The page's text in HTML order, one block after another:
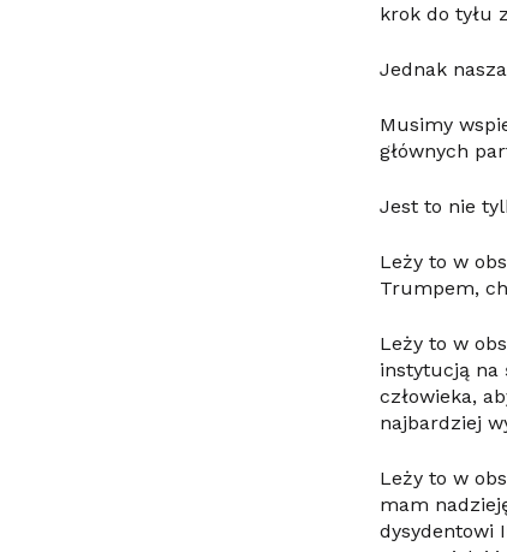
krok do tyłu
Jednak
Musimy
głównych
Jest to nie
Leży to w
Trumpem,
Leży to w
instytucją na
człowieka,
najbardziej
Leży to w
mam
dysydentowi